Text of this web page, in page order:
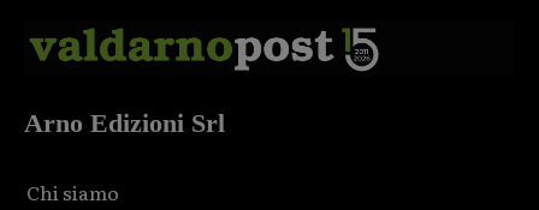
Arno Edizioni Srl
Chi siamo